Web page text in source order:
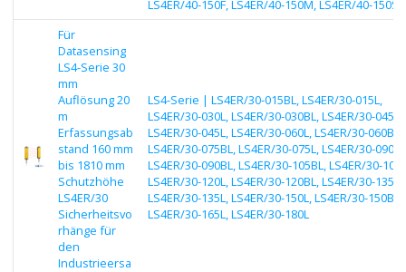
LS4ER/40-150F, LS4ER/40-150M, LS4ER/40-150S
Für
Datasensing
LS4-Serie 30
mm
Auflösung 20
m
Erfassungsab
stand 160 mm
bis 1810 mm
Schutzhöhe
LS4ER/30
Sicherheitsvo
rhänge für
den
Industrieersa
LS4-Serie | LS4ER/30-015BL, LS4ER/30-015L,
LS4ER/30-030L, LS4ER/30-030BL, LS4ER/30-
LS4ER/30-045L, LS4ER/30-060L, LS4ER/30-060BL,
LS4ER/30-075BL, LS4ER/30-075L, LS4ER/30-090L,
LS4ER/30-090BL, LS4ER/30-105BL, LS4ER/30-
LS4ER/30-120L, LS4ER/30-120BL, LS4ER/30-
LS4ER/30-135L, LS4ER/30-150L, LS4ER/30-150BL,
LS4ER/30-165L, LS4ER/30-180L